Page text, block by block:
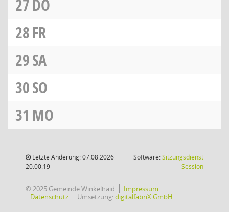
27DO
28FR
29SA
30SO
31 MO
Letzte Änderung: 07.08.2026
20:00:19
Software:Sitzungsdienst
Session(Wird in
© 2025 Gemeinde Winkelhaid
Impressum
Datenschutz
Umsetzung:digitalfabriX GmbH